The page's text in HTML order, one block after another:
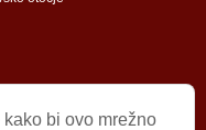
bi ovo mrežno